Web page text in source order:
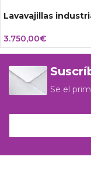
Lavavajillas
3.750,00€
Se el